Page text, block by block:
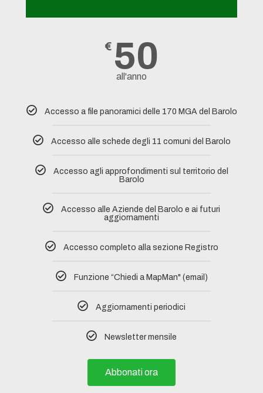
€ 50
all'anno
Accesso a file panoramici delle 170 MGA del Barolo
Accesso alle schede degli 11 comuni del Barolo​
Accesso agli approfondimenti sul territorio del
Barolo
Accesso alle Aziende del Barolo e ai futuri
aggiornamenti
Accesso completo alla sezione Registro​
Funzione “Chiedi a MapMan" (email)
Aggiornamenti periodici
Newsletter mensile
Abbonati ora